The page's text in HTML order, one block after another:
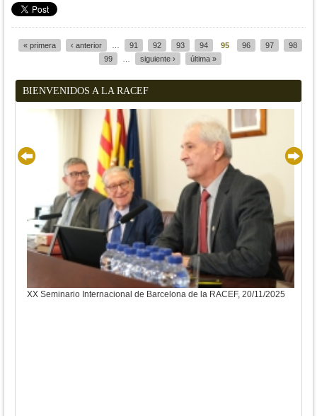
« primera ‹ anterior 91 92 93 94 95 96 97
98
99
siguiente › última »
BIENVENIDOS A LA RACEF
XX Seminario Internacional de Barcelona de la RACEF, 20/11/2025